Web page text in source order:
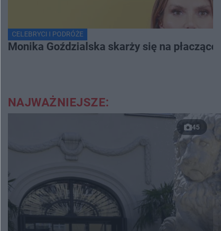
CELEBRYCI I PODRÓŻE
Monika Goździalska skarży się na
NAJWAŻNIEJSZE:
45